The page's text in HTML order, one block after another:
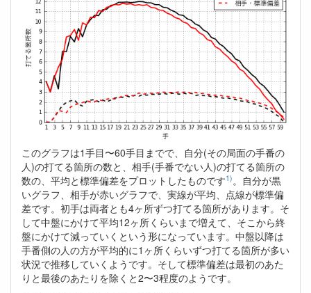
このグラフは1手目〜60手目までで、自分(その局面の手番の
人)の打てる箇所の数と、相手(手番でない人)の打てる箇所の
数の、平均と標準偏差をプロットしたものです1) 。自分が黒
いグラフ、相手が赤いグラフで、実線が平均、点線が標準偏
差です。初手は両者とも4ヶ所ずつ打てる箇所があります。そ
して中盤にかけて平均12ヶ所くらいまで増えて、そこから終
盤にかけて減っていくという形になっています。中盤以降は
手番側の人の方が平均的に1ヶ所くらいずつ打てる箇所が多い
状況で推移していくようです。そして標準偏差は最初のあた
りと最後のあたりを除くと2〜3程度のようです。